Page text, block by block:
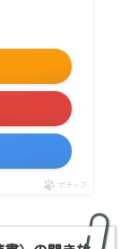
ポチップ